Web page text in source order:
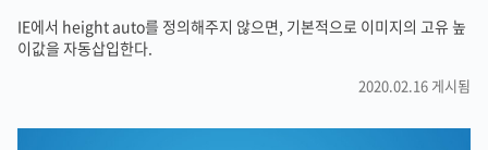
IE에서 height auto를 정의해주지 않으면, 기본적으로 이미지의 고유 높
이값을 자동삽입한다.
2020.02.16 게시됨